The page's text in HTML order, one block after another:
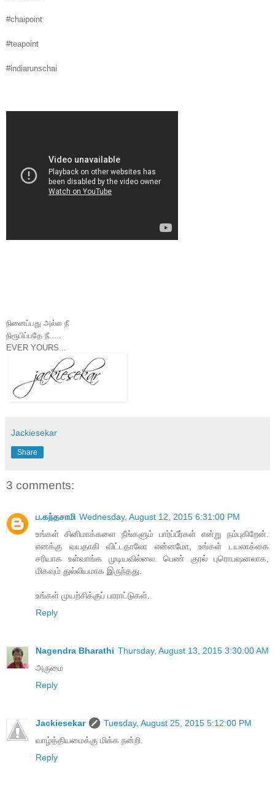
#chaipoint
#teapoint
#indiarunschai
நினைப்பது அல்ல நீ
நிரூபிப்பதே நீ.....
EVER YOURS...
Jackiesekar
Share
3 comments:
ப.கந்தசாமி Wednesday, August 12, 2015 6:31:00 PM
உங்கள் சினிமாக்களை நீங்களும் பார்ப்பீர்கள் என்று நம்புகிறேன்.
எனக்கு வயதாகி விட்டதாலோ என்னமோ, உங்கள் டயலாக்கை
சரியாக உள்வாங்க முடியவில்லை. பெண் குரல் புரொபஷனலாக,
மிகவும் துல்லியமாக இருந்தது.
உங்கள் முயற்சிக்குப் பாராட்டுகள்.
Reply
Nagendra Bharathi Thursday, August 13, 2015 3:30:00 AM
அருமை
Reply
Jackiesekar
Tuesday, August 25, 2015 5:12:00 PM
வாழ்த்தியமைக்கு மிக்க நன்றி.
Reply